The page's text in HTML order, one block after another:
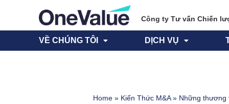
Công ty Tư vấn Chiến
VỀ CHÚNG TÔI DỊCH VỤ
Home » Kiến Thức M&A» Những thương